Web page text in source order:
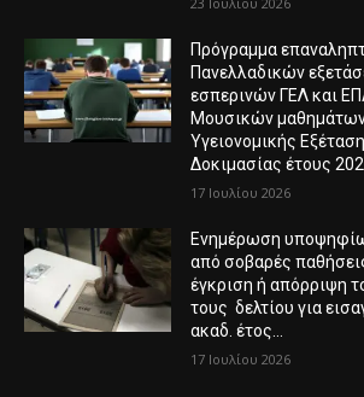
Πρόγραμμα
Πανελλαδικών
εσπερινών ΓΕΛ και
Μουσικών
Υγειονομικής
Δοκιμασίας έτους
17 Ιουλίου 2026
Ενημέρωση
από σοβαρές
έγκριση ή απόρριψη
τους δελτίου για
ακαδ. έτος...
17 Ιουλίου 2026